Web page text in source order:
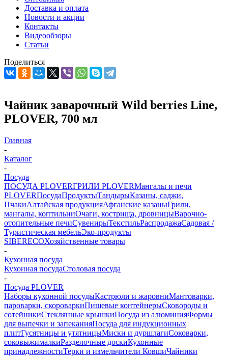
Доставка и оплата
Новости и акции
Контакты
Видеообзоры
Статьи
Поделиться
Чайник заварочный Wild berries Line,
PLOVER, 700 мл
Главная
-
Каталог
-
Посуда
ПОСУДА PLOVERГРИЛИ PLOVERМангалы и печи
PLOVERПосудаПродуктыТандырыКазаны, саджи,
ПчакиАлтайская продукцияАфганские казаныГрили,
мангалы, коптильниОчаги, кострища, дровницыВарочно-
отопительные печиСувенирыТекстильРаспродажаСадовая /
Туристическая мебельЭко-продукты
SIBERECOХозяйственные товары
-
Кухонная посуда
Кухонная посудаСтоловая посуда
-
Посуда PLOVER
Наборы кухонной посудыКастрюли и жаровниМантоварки,
пароварки, скороваркиПищевые контейнерыСковороды и
сотейникиСтеклянные крышкиПосуда из алюминияФормы
для выпечки и запеканияПосуда для индукционных
плитГусятницы и утятницыМиски и дуршлагиСоковарки,
соковыжималкиРазделочные доскиКухонные
принадлежностиТерки и измельчители КовшиЧайники